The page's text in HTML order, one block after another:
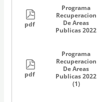
pdf
Programa
Recuperacion
De Areas
Publicas 2022
pdf
Programa
Recuperacion
De Areas
Publicas 2022
(1)